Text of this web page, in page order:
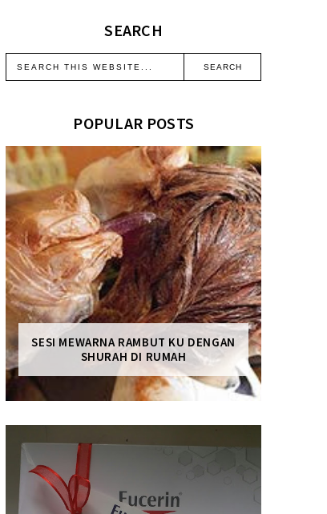
SEARCH
POPULAR POSTS
SESI MEWARNA RAMBUT KU DENGAN
SHURAH DI RUMAH